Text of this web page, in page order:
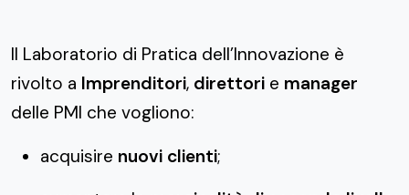
Il Laboratorio di Pratica dell’Innovazione è
rivolto a Imprenditori, direttori e manager
delle PMI che vogliono:
acquisire nuovi clienti;